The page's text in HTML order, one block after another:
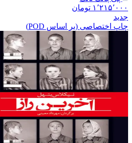
۱٬۲۱۵٬۰۰۰ تومان
جدید
چاپ اختصاصی (بر اساس POD)